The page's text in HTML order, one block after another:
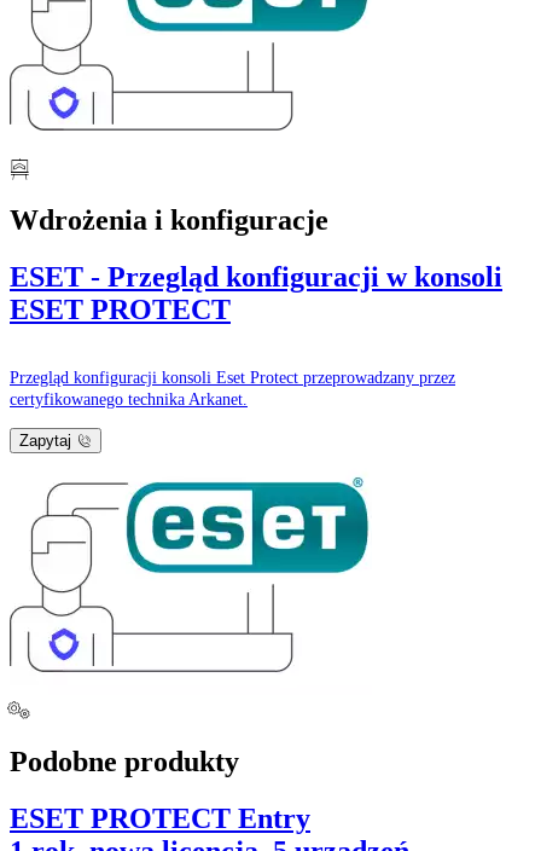
Wdrożenia i konfiguracje
ESET - Przegląd konfiguracji w konsoli
ESET PROTECT
Przegląd konfiguracji konsoli Eset Protect przeprowadzany przez
certyfikowanego technika Arkanet.
Zapytaj
Podobne produkty
ESET PROTECT Entry